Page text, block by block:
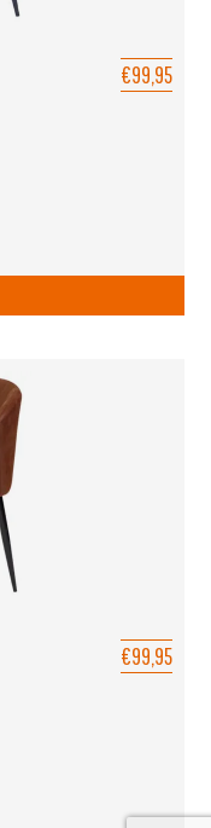
€99,95
€99,95